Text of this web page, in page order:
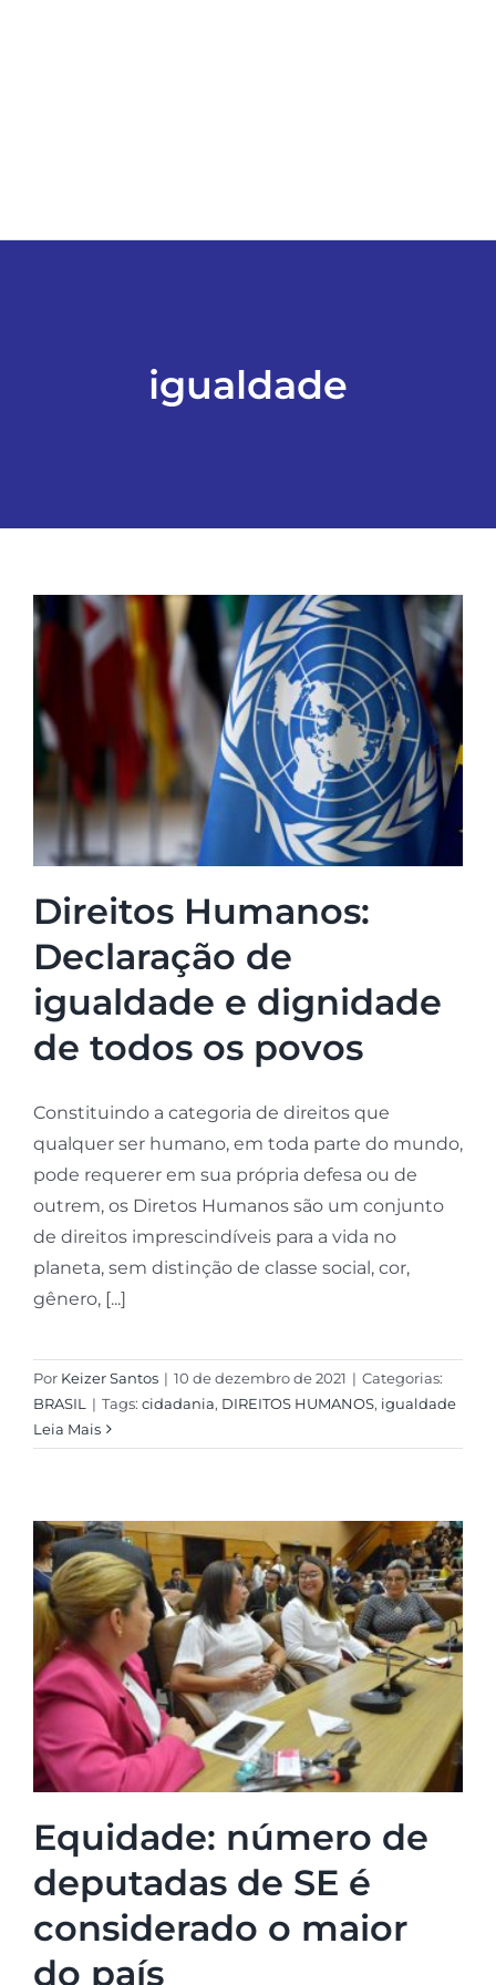
EDIÇÕES EM PDFigualdade
Direitos Humanos:
Declaração de
igualdade e dignidade
de todos os povos
Constituindo a categoria de direitos que
qualquer ser humano, em toda parte do mundo,
pode requerer em sua própria defesa ou de
outrem, os Diretos Humanos são um conjunto
de direitos imprescindíveis para a vida no
planeta, sem distinção de classe social, cor,
gênero, [...]
Por Keizer Santos | 10 de dezembro de 2021 | Categorias:
BRASIL | Tags: cidadania, DIREITOS HUMANOS, igualdade
Leia Mais
Equidade: número de
deputadas de SE é
considerado o maior
do país